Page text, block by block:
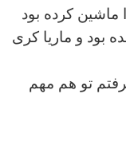
کرده بود
بود و ماریا کری
تو هم مهم